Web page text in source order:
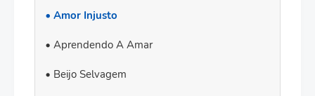
Amor Injusto
Aprendendo A Amar
Beijo Selvagem